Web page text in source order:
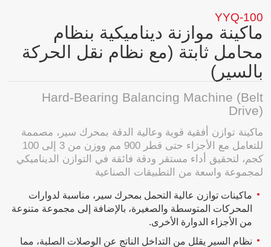
YYQ-100
ماكينة موازنة ديناميكية بنظام
محامل ثابتة (مع نظام نقل الحركة
بالسير)
Hard-Bearing Balancing Machine (Belt
Drive)
ماكينة توازن أفقية قوية وعالية الدقة بمحرك سير، مصممة
للتعامل مع الأجزاء حتى قطر 900 مم ووزن من 3 إلى 100
كجم، لتحقيق أداء مستقر ودقة فائقة في التوازن الديناميكي
لمجموعة واسعة من التطبيقات الصناعية
ماكينات توازن عالية التحمل بمحرك سير، مناسبة لدوارات
المحركات المتوسطة والصغيرة، بالإضافة إلى مجموعة متنوعة
من الأجزاء الدوارة الأخرى.
نظام السير يقلل من التداخل الناتج عن الوصلات الصلبة، مما